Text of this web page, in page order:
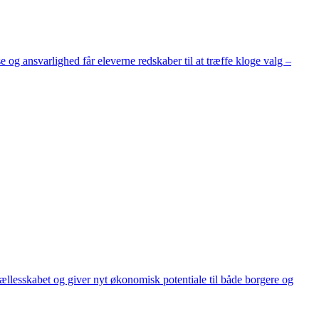
og ansvarlighed får eleverne redskaber til at træffe kloge valg –
og giver nyt økonomisk potentiale til både borgere og